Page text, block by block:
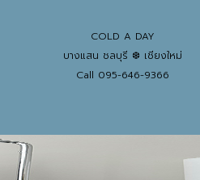
COLD A DAY
บางแสน ชลบุรี ❆ เชียงใหม่
Call 095-646-9366